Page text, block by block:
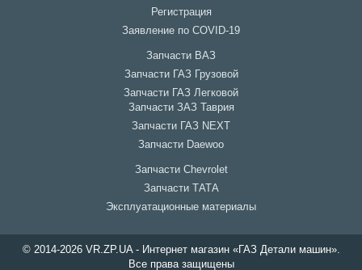
Регистрация
Заявление по COVID-19
Запчасти ВАЗ
Запчасти ГАЗ Грузовой
Запчасти ГАЗ Легковой
Запчасти ЗАЗ Таврия
Запчасти ГАЗ NEXT
Запчасти Daewoo
Запчасти Chevrolet
Запчасти ТАТА
Эксплуатационные материалы
© 2014-2026 VR.ZP.UA - Интернет магазин «ГАЗ Детали машин».
Все права защищены